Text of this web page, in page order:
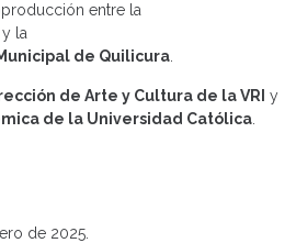
entre la
y la
de Quilicura.
de Arte y Cultura de la VRI y
de la Universidad Católica.
de 2025.